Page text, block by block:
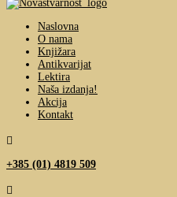
Naslovna
O nama
Knjižara
Antikvarijat
Lektira
Naša izdanja!
Akcija
Kontakt

+385 (01) 4819 509
